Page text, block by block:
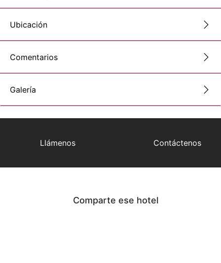
Ubicación
Comentarios
Galería
Llámenos Contáctenos
Comparte ese hotel